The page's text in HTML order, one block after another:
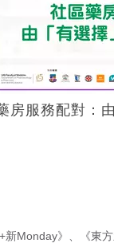
房服務配對：
新Monday》 、 《東